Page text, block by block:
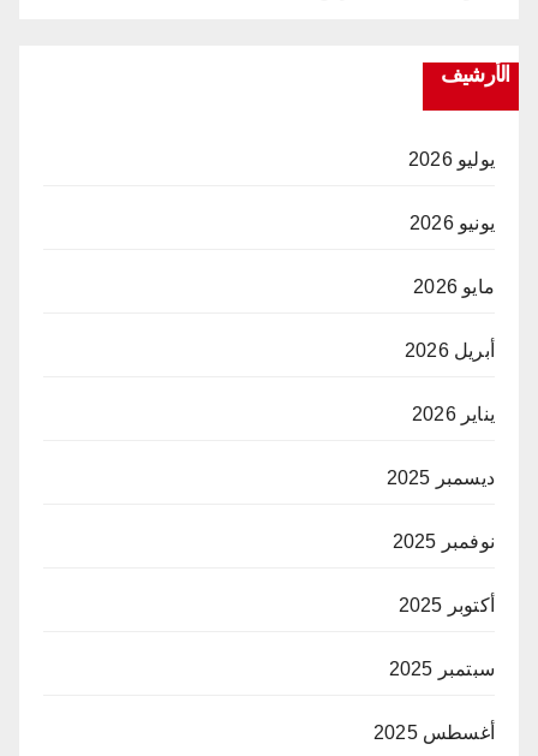
الأرشيف
يوليو 2026
يونيو 2026
مايو 2026
أبريل 2026
يناير 2026
ديسمبر 2025
نوفمبر 2025
أكتوبر 2025
سبتمبر 2025
أغسطس 2025